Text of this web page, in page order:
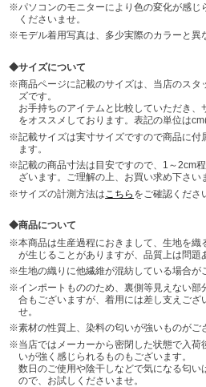
パソコンのモニターにより色の変化が感
くださいませ。
モデル着用写真は、多少実際のカラーと異
サイズについて
商品ページに記載のサイズは、当店のスタ
ズです。
お手持ちのアイテムと比較していただき、
をオススメしております。表記の単位は
記載サイズは実寸サイズですので商品に付
ます。
記載の商品寸法は目安ですので、1～2cm
ざいます。ご理解の上、お買い求め下さい
サイズの計測方法はこちら をご確認くださ
商品について
本商品は生産過程におきまして、生地を
が生じることがありますが、品質上は問題
生地の織りに他繊維が混紡している場合が
インポートもののため、裏側等見えない
合もございますが、着用には差し支えござ
せ。
素材の性質上、染料の匂いが強いものがご
当店ではメーカーから密閉した状態で入
いが強く感じられるものもございます。
数日のご使用や陰干しなどで気になる匂
ので、お試しくださいませ。